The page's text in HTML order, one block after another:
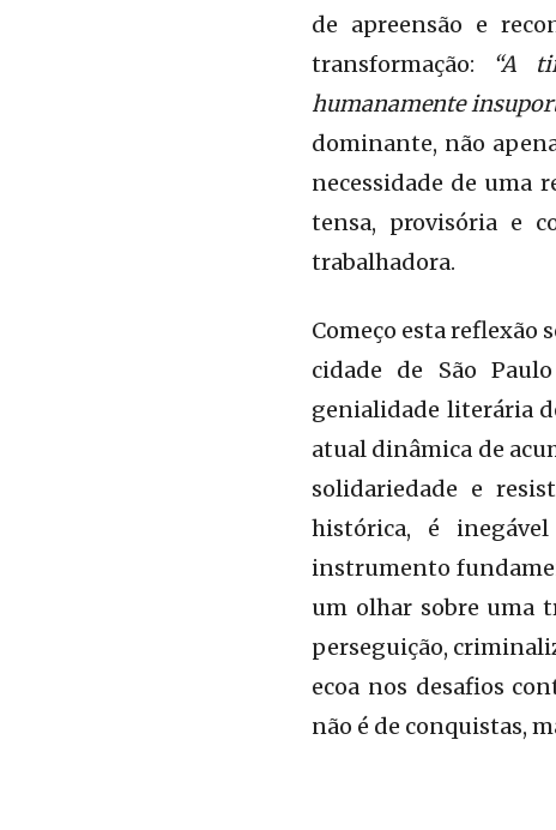
de apreensão e
transformação:
“A
humanamente
dominante, não
necessidade de uma
tensa, provisória e
trabalhadora.
Começo esta reflexão
cidade de São
genialidade literária
atual dinâmica de
solidariedade e
histórica, é
instrumento
um olhar sobre uma
perseguição,
ecoa nos desafios
não é de conquistas,